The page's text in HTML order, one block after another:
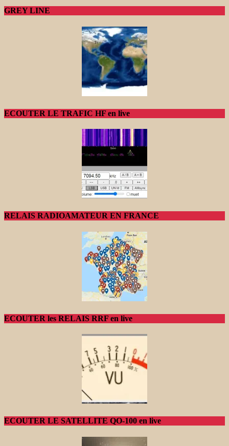
GREY LINE
ECOUTER LE TRAFIC HF en live
RELAIS RADIOAMATEUR EN FRANCE
ECOUTER les RELAIS RRF en live
ECOUTER LE SATELLITE QO-100 en live